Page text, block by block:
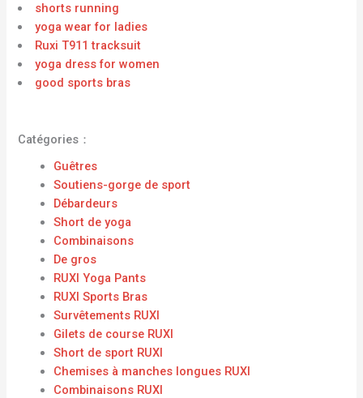
shorts running
yoga wear for ladies
Ruxi T911 tracksuit
yoga dress for women
good sports bras
Catégories：
Guêtres
Soutiens-gorge de sport
Débardeurs
Short de yoga
Combinaisons
De gros
RUXI Yoga Pants
RUXI Sports Bras
Survêtements RUXI
Gilets de course RUXI
Short de sport RUXI
Chemises à manches longues RUXI
Combinaisons RUXI